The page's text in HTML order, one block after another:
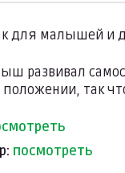
для малышей и
развивал
положении, так
посмотреть